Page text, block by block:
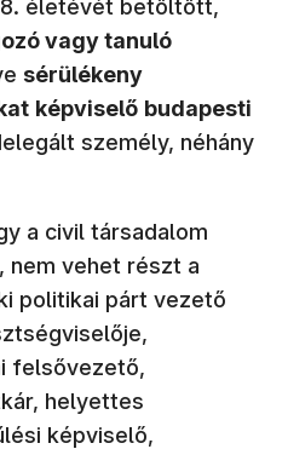
életévét betöltött,
vagy tanuló
sérülékeny
képviselő budapesti
személy, néhány
a civil társadalom
nem vehet részt a
politikai párt vezető
felsővezető,
helyettes
képviselő,